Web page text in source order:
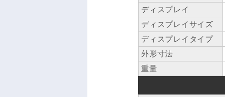
ディスプレイ
ディスプレイサイズ
ディスプレイタイプ
外形寸法
重量